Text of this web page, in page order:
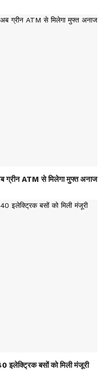
ग्रीन ATM से मिलेगा मुफ्त अनाज
इलेक्ट्रिक बसों को मिली मंजूरी